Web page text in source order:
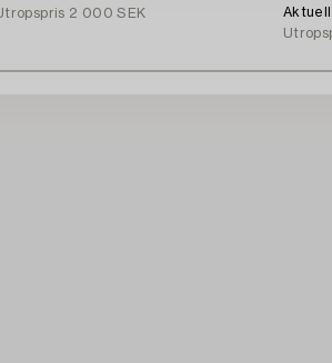
2 000 SEK